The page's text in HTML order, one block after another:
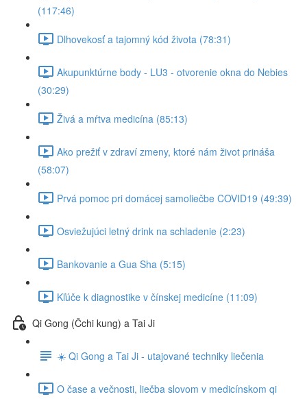
(117:46)
Dlhovekosť a tajomný kód života (78:31)
Akupunktúrne body - LU3 - otvorenie okna do Nebies
(30:29)
Živá a mŕtva medicína (85:13)
Ako prežiť v zdraví zmeny, ktoré nám život prináša
(58:07)
Prvá pomoc pri domácej samoliečbe COVID19 (49:39)
Osviežujúci letný drink na schladenie (2:23)
Bankovanie a Gua Sha (5:15)
Kľúče k diagnostike v čínskej medicíne (11:09)
Qi Gong (Čchi kung) a Tai Ji
☀️ Qi Gong a Tai Ji - utajované techniky liečenia
O čase a večnosti, liečba slovom v medicínskom qi